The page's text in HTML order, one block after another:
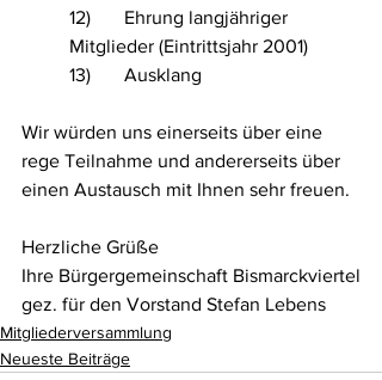
12)       Ehrung langjähriger
Mitglieder (Eintrittsjahr 2001)
13)       Ausklang
Wir würden uns einerseits über eine
rege Teilnahme und andererseits über
einen Austausch mit Ihnen sehr freuen.
Herzliche Grüße
Ihre Bürgergemeinschaft Bismarckviertel
gez. für den Vorstand Stefan Lebens
Mitgliederversammlung
Neueste Beiträge